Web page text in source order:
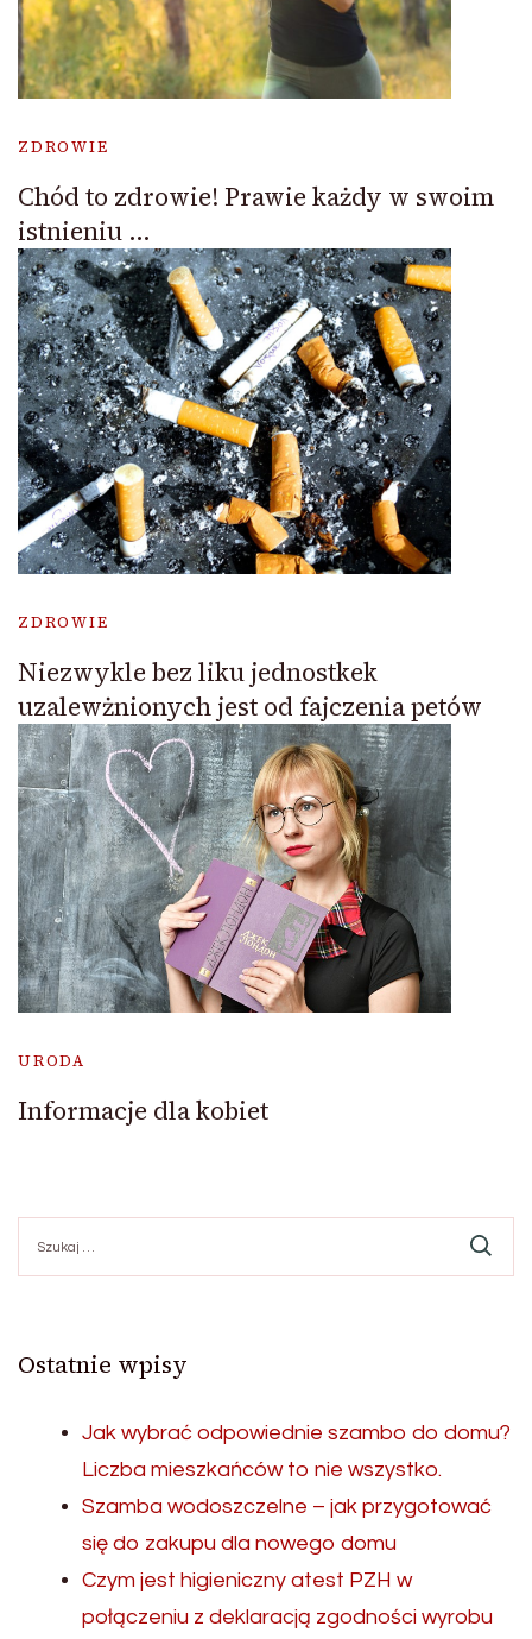
ZDROWIE
Chód to zdrowie! Prawie każdy w swoim
istnieniu …
ZDROWIE
Niezwykle bez liku jednostkek
uzalewżnionych jest od fajczenia petów
URODA
Informacje dla kobiet
Ostatnie wpisy
Jak wybrać odpowiednie szambo do domu?
Liczba mieszkańców to nie wszystko.
Szamba wodoszczelne – jak przygotować
się do zakupu dla nowego domu
Czym jest higieniczny atest PZH w
połączeniu z deklaracją zgodności wyrobu